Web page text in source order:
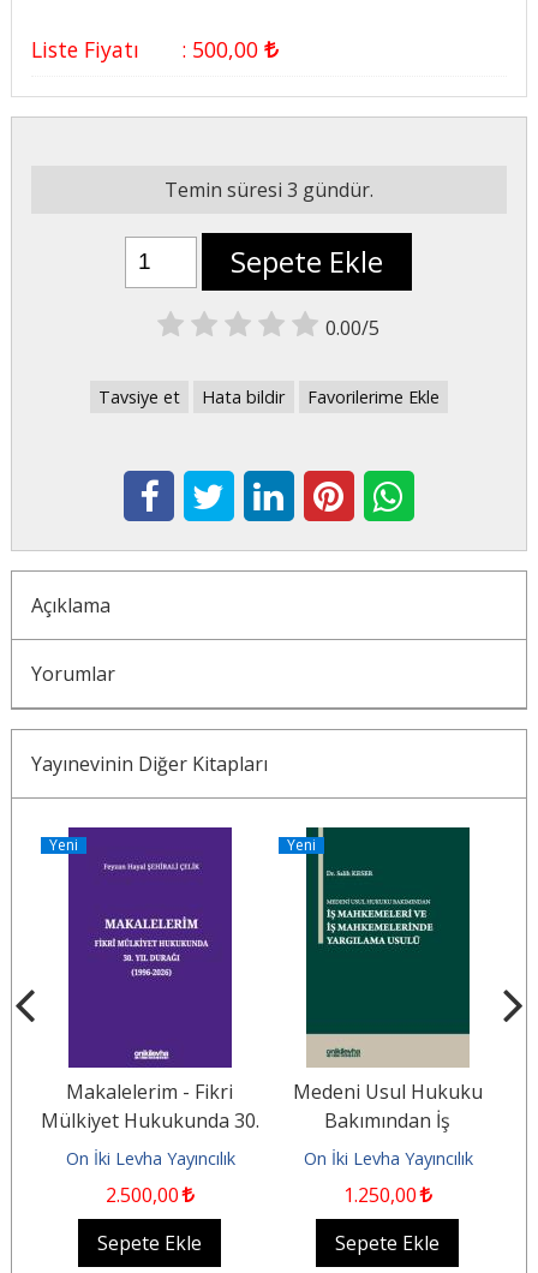
Liste Fiyatı : 500,00
Temin süresi 3 gündür.
Sepete Ekle
0.00/5
Tavsiye et Hata bildir Favorilerime Ekle
Açıklama
Yorumlar
Yayınevinin Diğer Kitapları
Yeni
Makalelerim - Fikri
Mülkiyet Hukukunda 30.
Yıl Durağı (1996-2026)
On İki Levha Yayıncılık
2.500,00
Sepete Ekle
Yeni
Medeni Usul Hukuku
Bakımından İş
Mahkemeleri ve İş
Mahkemelerinde...
On İki Levha Yayıncılık
1.250,00
Sepete Ekle